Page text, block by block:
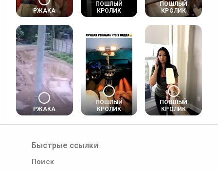
РЖАКА
ПОШЛЫЙ
КРОЛИК
ПОШЛЫЙ
КРОЛИК
РЖАКА
ПОШЛЫЙ
КРОЛИК
ПОШЛЫЙ
КРОЛИК
Быстрые ссылки
Поиск